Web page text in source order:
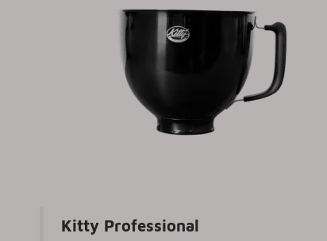
Kitty Professional